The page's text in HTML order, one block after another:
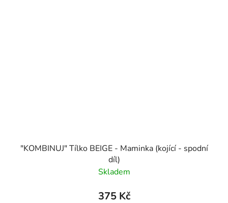
"KOMBINUJ" Tílko BEIGE - Maminka (kojící - spodní
díl)
Skladem
375 Kč